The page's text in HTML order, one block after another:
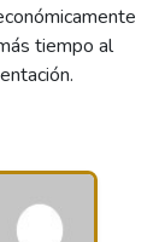
tiempo al